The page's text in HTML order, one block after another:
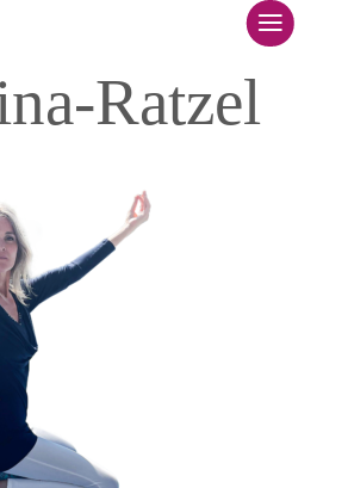
Über mich
Leistungsangebot
Kurse
Ratzel